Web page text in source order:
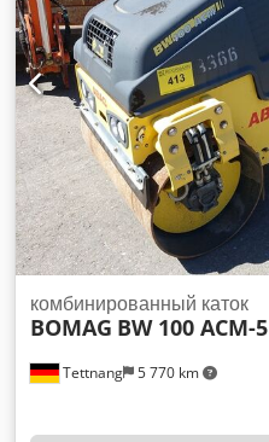
Tettnang 5 770 km
комбинированный каток
BOMAG BW 100 ACM-5